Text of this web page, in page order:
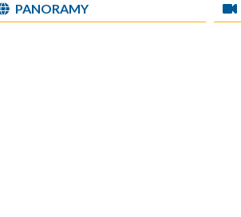
PANORAMY